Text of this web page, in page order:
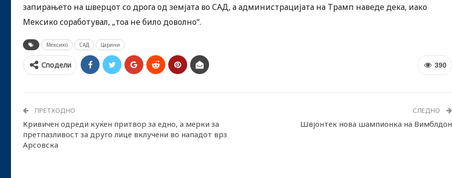
запирањето на шверцот со дрога од земјата во САД, а администрацијата на Трамп наведе дека, иако
Мексико соработувал, „тоа не било доволно“.
Мексико САД Царини
390
Сподели
ПРЕТХОДНО
Кривичен одреди куќен притвор за едно, а мерки за
претпазливост за друго лице вклучени во нападот врз
Арсовска
СЛЕДНО
Швјонтек нова шампионка на Вимблдон